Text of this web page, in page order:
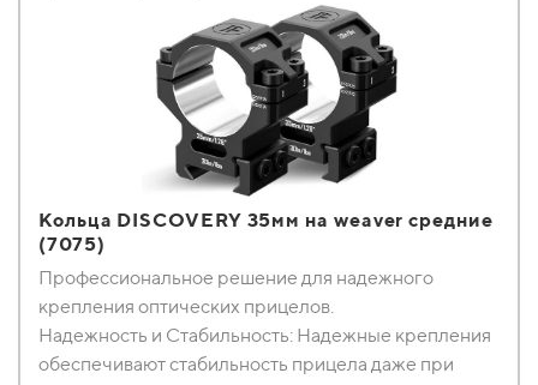
Кольца DISCOVERY 35мм на weaver средние
(7075)
Профессиональное решение для надежного
крепления оптических прицелов.
Надежность и Стабильность: Надежные крепления
обеспечивают стабильность прицела даже при